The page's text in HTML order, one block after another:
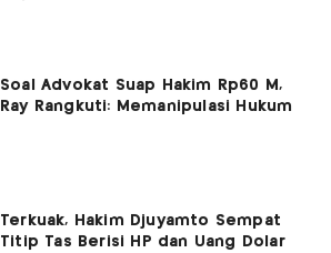
Soal Advokat Suap Hakim Rp60 M,
Ray Rangkuti: Memanipulasi Hukum
Terkuak, Hakim Djuyamto Sempat
Titip Tas Berisi HP dan Uang Dolar